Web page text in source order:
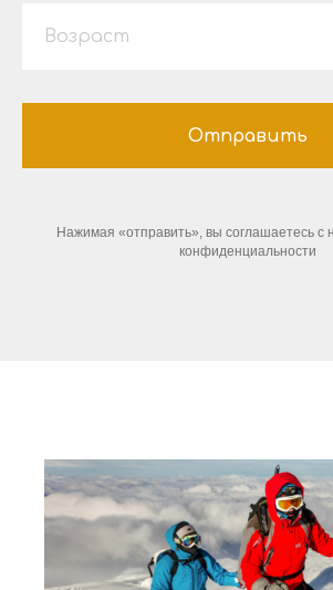
Возраст
Отправить
Нажимая «отправить», вы соглашаетесь с
конфиденциальности